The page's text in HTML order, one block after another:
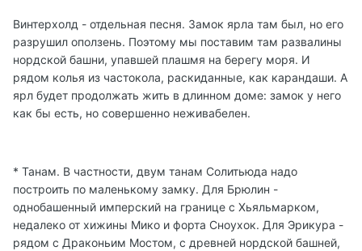
Винтерхолд - отдельная песня. Замок ярла там был, но его
разрушил оползень. Поэтому мы поставим там развалины
нордской башни, упавшей плашмя на берегу моря. И
рядом колья из частокола, раскиданные, как карандаши. А
ярл будет продолжать жить в длинном доме: замок у него
как бы есть, но совершенно неживабелен.
* Танам. В частности, двум танам Солитьюда надо
построить по маленькому замку. Для Брюлин -
однобашенный имперский на границе с Хьяльмарком,
недалеко от хижины Мико и форта Сноухок. Для Эрикура -
рядом с Драконьим Мостом, с древней нордской башней,